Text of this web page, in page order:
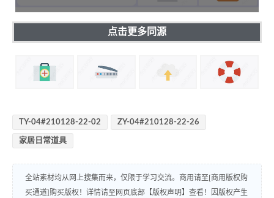
点击更多同源
TY-04#210128-22-02 ZY-04#210128-22-26
家居日常道具
全站素材均从网上搜集而来，仅限于学习交流。商用请至[商用版权购
买通道]购买版权！详情请至网页底部【版权声明】查看！因版权产生